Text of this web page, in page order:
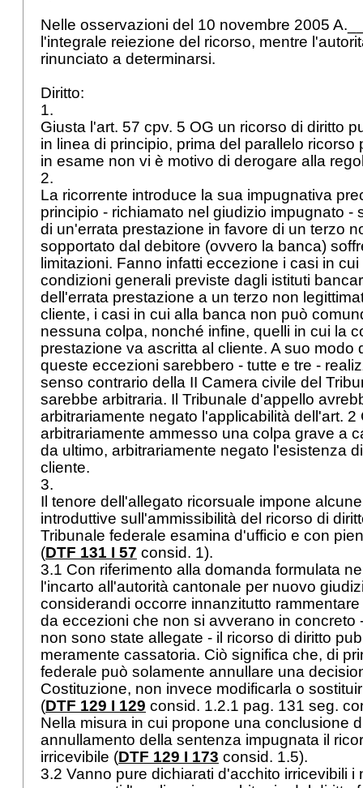
Nelle osservazioni del 10 novembre 2005
l'integrale reiezione del ricorso, mentre
rinunciato a determinarsi.
Diritto:
1.
Giusta l'art. 57 cpv. 5 OG un ricorso di diritto
in linea di principio, prima del parallelo ricorso
in esame non vi è motivo di derogare alla
2.
La ricorrente introduce la sua impugnativa
principio - richiamato nel giudizio impugnato -
di un'errata prestazione in favore di un terzo
sopportato dal debitore (ovvero la banca)
limitazioni. Fanno infatti eccezione i casi in
condizioni generali previste dagli istituti
dell'errata prestazione a un terzo non
cliente, i casi in cui alla banca non può
nessuna colpa, nonché infine, quelli in cui la
prestazione va ascritta al cliente. A suo modo
queste eccezioni sarebbero - tutte e tre -
senso contrario della II Camera civile del
sarebbe arbitraria. Il Tribunale d'appello
arbitrariamente negato l'applicabilità dell'art. 2
arbitrariamente ammesso una colpa grave a
da ultimo, arbitrariamente negato l'esistenza
cliente.
3.
Il tenore dell'allegato ricorsuale impone
introduttive sull'ammissibilità del ricorso di
Tribunale federale esamina d'ufficio e con
(DTF 131 I 57 consid. 1).
3.1 Con riferimento alla domanda formulata
l'incarto all'autorità cantonale per nuovo
considerandi occorre innanzitutto
da eccezioni che non si avverano in concreto
non sono state allegate - il ricorso di diritto
meramente cassatoria. Ciò significa che, di
federale può solamente annullare una
Costituzione, non invece modificarla o
(DTF 129 I 129 consid. 1.2.1 pag. 131 seg.
Nella misura in cui propone una conclusione
annullamento della sentenza impugnata il
irricevibile (DTF 129 I 173 consid. 1.5).
3.2 Vanno pure dichiarati d'acchito irricevibili i